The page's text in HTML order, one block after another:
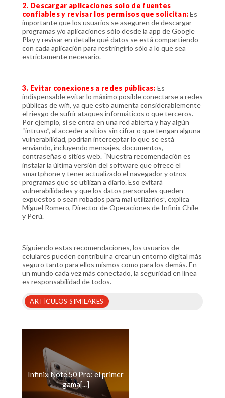
2. Descargar aplicaciones solo de fuentes
confiables y revisar los permisos que solicitan:Es
importante que los usuarios se aseguren de descargar
programas y/o aplicaciones sólo desde la app de Google
Play y revisar en detalle qué datos se está compartiendo
con cada aplicación para restringirlo sólo a lo que sea
estrictamente necesario.
3. Evitar conexiones a redes públicas: Es
indispensable evitar lo máximo posible conectarse a redes
públicas de wifi, ya que esto aumenta considerablemente
el riesgo de sufrir ataques informáticos o que terceros.
Por ejemplo, si se entra en una red abierta y hay algún
“intruso”, al acceder a sitios sin cifrar o que tengan alguna
vulnerabilidad, podrían interceptar lo que se está
enviando, incluyendo mensajes, documentos,
contraseñas o sitios web. “Nuestra recomendación es
instalar la última versión del software que ofrece el
smartphone y tener actualizado el navegador y otros
programas que se utilizan a diario. Eso evitará
vulnerabilidades y que los datos personales queden
expuestos o sean robados para mal utilizarlos”, explica
Miguel Romero, Director de Operaciones de Infinix Chile
y Perú.
Siguiendo estas recomendaciones, los usuarios de
celulares pueden contribuir a crear un entorno digital más
seguro tanto para ellos mismos como para los demás. En
un mundo cada vez más conectado, la seguridad en línea
es responsabilidad de todos.
ARTÍCULOS SIMILARES
Infinix Note 50 Pro: el primer
gama[...]